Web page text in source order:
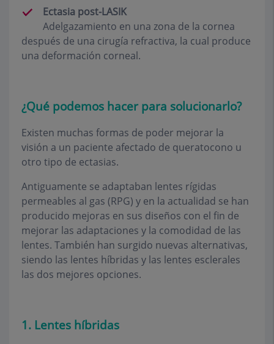
Ectasia post-LASIK
Adelgazamiento en una zona de la cornea
después de una cirugía refractiva, la cual produce
una deformación corneal.
¿Qué podemos hacer para solucionarlo?
Existen muchas formas de poder mejorar la
visión a un paciente afectado de queratocono u
otro tipo de ectasias.
Antiguamente se adaptaban lentes rígidas
permeables al gas (RPG) y en la actualidad se han
producido mejoras en sus diseños con el fin de
mejorar las adaptaciones y la comodidad de las
lentes. También han surgido nuevas alternativas,
siendo las lentes híbridas y las lentes esclerales
las dos mejores opciones.
1. Lentes híbridas